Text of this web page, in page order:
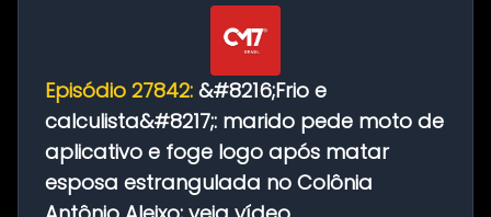
Episódio 27842: &#8216;Frio e
calculista&#8217;: marido pede moto de
aplicativo e foge logo após matar
esposa estrangulada no Colônia